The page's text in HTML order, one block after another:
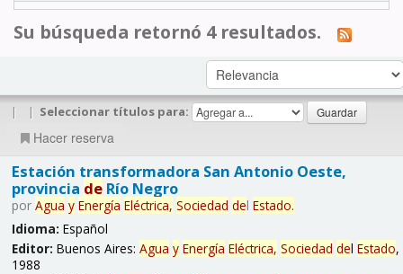
Su búsqueda retornó 4 resultados.
| | Seleccionar títulos para:
Hacer reserva
Estación transformadora San Antonio Oeste,
provincia deRío Negro
por Agua y Energía Eléctrica, Sociedad del Estado.
Idioma: Español
Editor: Buenos Aires: Agua y Energía Eléctrica, Sociedad del Estado,
1988